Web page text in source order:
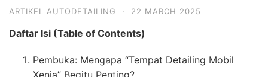
ARTIKEL AUTODETAILING · 22 MARCH 2025
Daftar Isi (Table of Contents)
Pembuka: Mengapa “Tempat Detailing Mobil
Xenia” Begitu Penting?